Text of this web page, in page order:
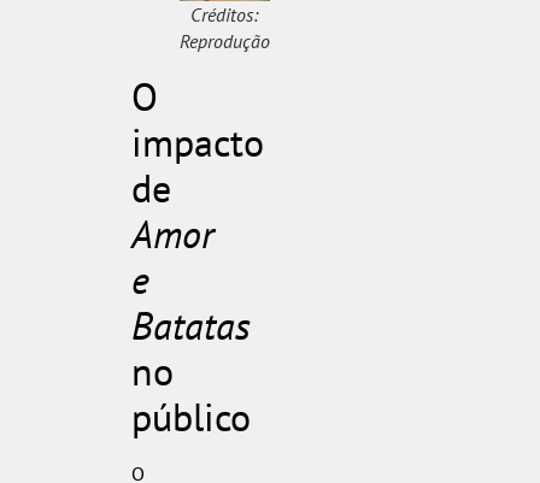
Créditos:
Reprodução
O
impacto
de
Amor
e
Batatas
no
público
O